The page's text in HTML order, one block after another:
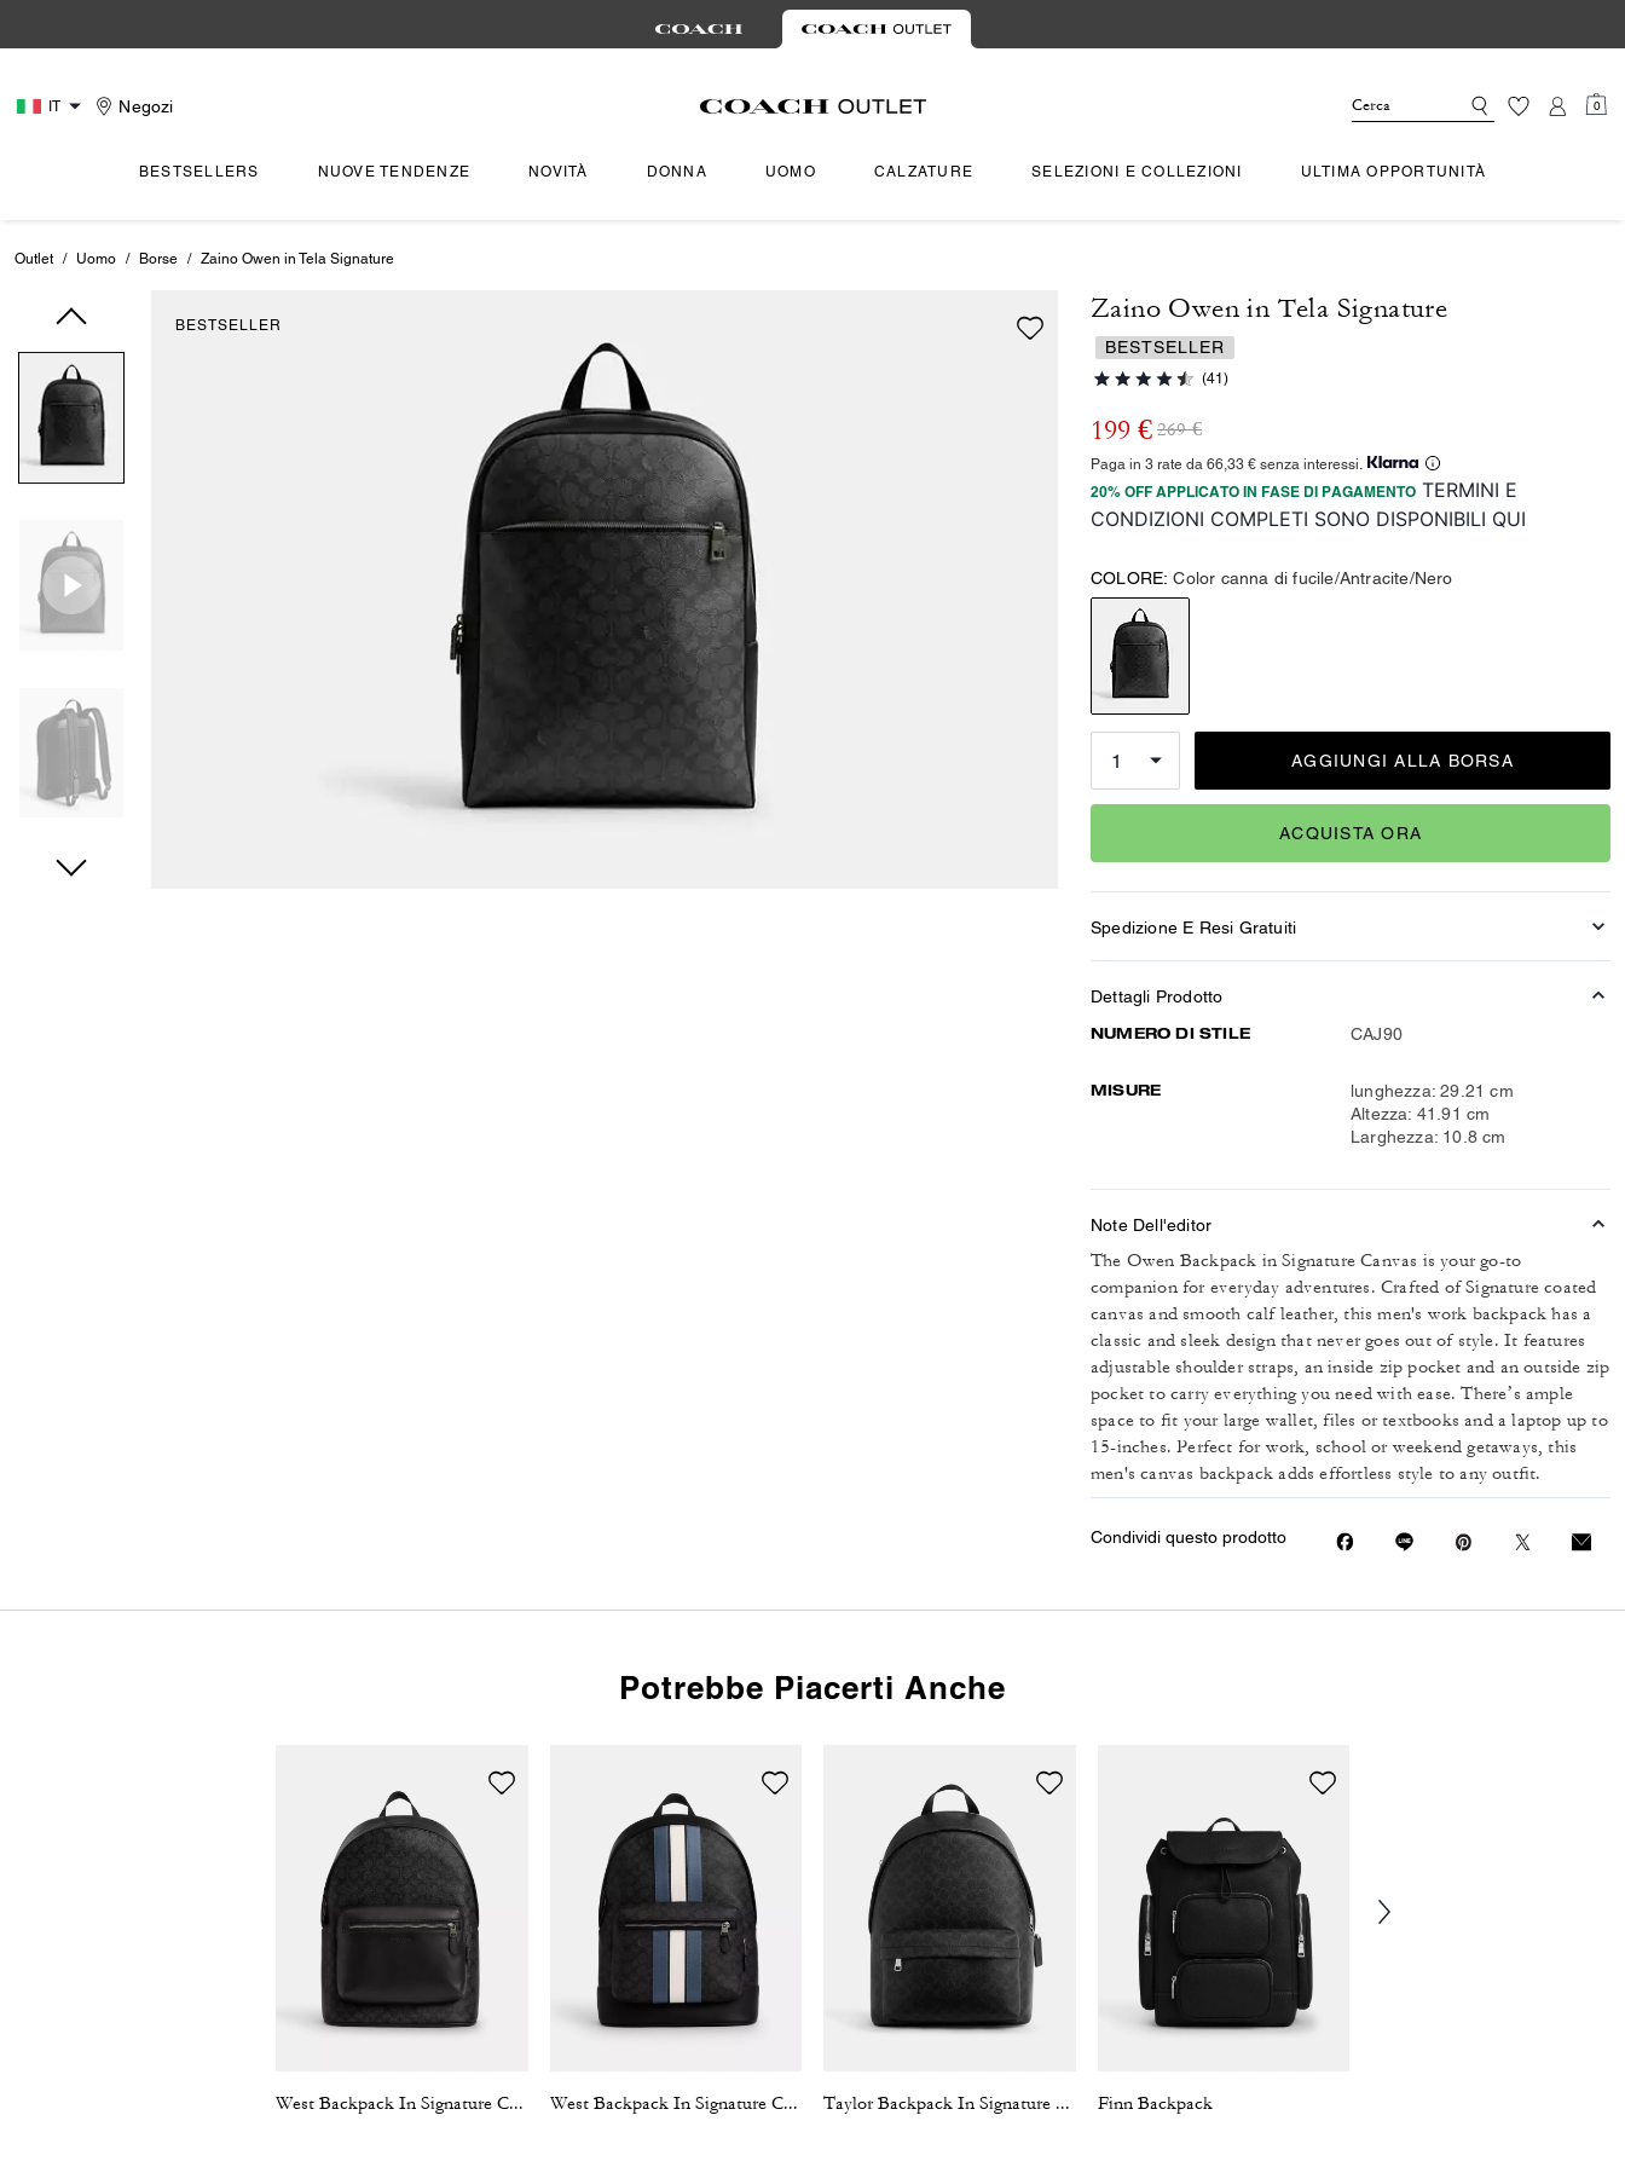
IT Negozi 0
BESTSELLERS NUOVE TENDENZE NOVITÀ DONNA UOMO CALZATURE SELEZIONI E COLLEZIONI ULTIMA OPPORTUNITÀ
Outlet / Uomo / Borse / Zaino Owen in Tela Signature
BESTSELLER
Zaino Owen in Tela Signature
BESTSELLER
(41)
199 € 269 €
Paga in 3 rate da 66,33 € senza interessi.
20% OFF APPLICATO IN FASE DI PAGAMENTO TERMINI E
CONDIZIONI COMPLETI SONO DISPONIBILI QUI
COLORE: Color canna di fucile/Antracite/Nero
AGGIUNGI ALLA BORSA
ACQUISTA ORA
Spedizione E Resi Gratuiti
Dettagli Prodotto
NUMERO DI STILE
CAJ90
MISURE
lunghezza: 29.21 cm
Altezza: 41.91 cm
Larghezza: 10.8 cm
Note Dell'editor
The Owen Backpack in Signature Canvas is your go-to
companion for everyday adventures. Crafted of Signature coated
canvas and smooth calf leather, this men's work backpack has a
classic and sleek design that never goes out of style. It features
adjustable shoulder straps, an inside zip pocket and an outside zip
pocket to carry everything you need with ease. There’s ample
space to fit your large wallet, files or textbooks and a laptop up to
15-inches. Perfect for work, school or weekend getaways, this
men's canvas backpack adds effortless style to any outfit.
Condividi questo prodotto
Potrebbe Piacerti Anche
West Backpack In Signature Canvas West Backpack In Signature Canvas With Varsity Stripe Taylor Backpack In Signature Canvas Finn Backpack